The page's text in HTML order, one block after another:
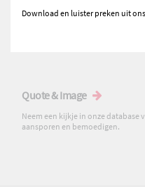
Download en luister preken uit
Quote & Image
Neem een kijkje in onze database
aansporen en bemoedigen.